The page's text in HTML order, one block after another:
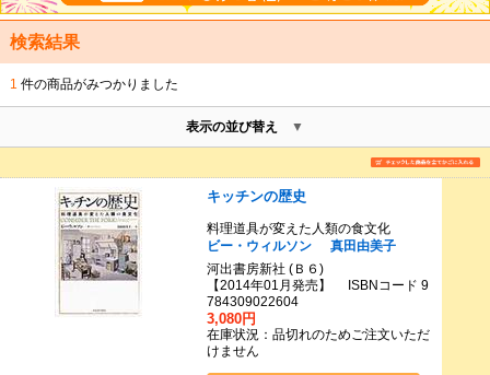
検索結果
1 件の商品がみつかりました
表示の並び替え
キッチンの歴史
料理道具が変えた人類の食文化
ビー・ウィルソン
真田由美子
河出書房新社 (Ｂ６)
【2014年01月発売】 ISBNコード 9
784309022604
3,080円
在庫状況：品切れのためご注文いただ
けません